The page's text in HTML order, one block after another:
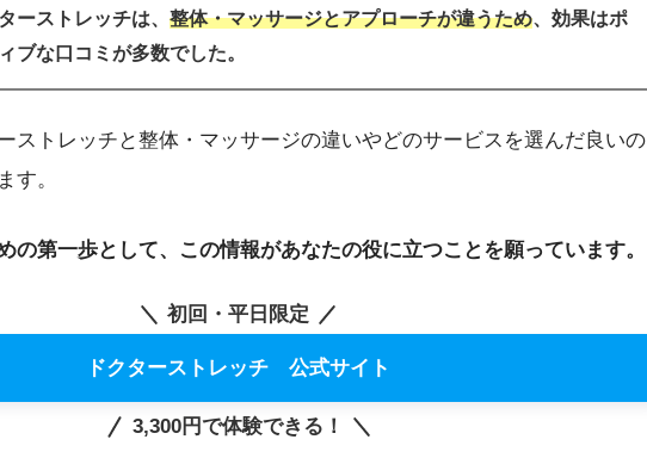
ーストレッチは、 整体・マッサージとアプローチが違うため 、効果はポ
ブな口コミ が多数でした。
ストレッチと整体・マッサージの違いやどのサービスを選んだ良いの
す。
の第一歩として、この情報があなたの役に立つことを願っています。
初回・平日限定
ドクターストレッチ 公式サイト
3,300円で体験できる！